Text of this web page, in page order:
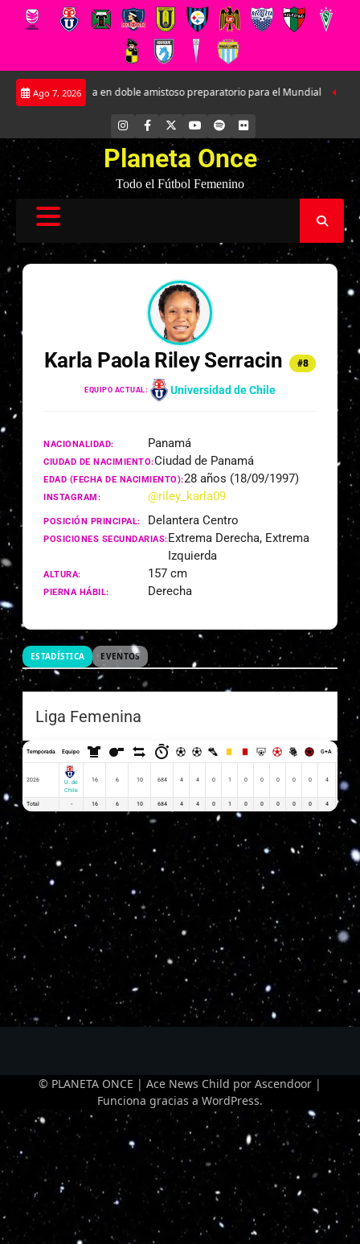
Saltar
Ago 7, 2026
a Argentina en doble amistoso preparatorio para el Mundial
INSTAGRAM
FACEBOOK YOUTUBE
SPOTIFYFLICKR
Planeta Once
Todo el Fútbol Femenino
Karla Paola Riley Serracin #8
EQUIPO ACTUAL: Universidad de Chile
NACIONALIDAD: Panamá
CIUDAD DE NACIMIENTO:Ciudad de Panamá
EDAD (FECHA DE NACIMIENTO):28 años (18/09/1997)
INSTAGRAM: @riley_karla09
POSICIÓN PRINCIPAL: Delantera Centro
POSICIONES SECUNDARIAS:Extrema Derecha, Extrema
Izquierda
ALTURA: 157 cm
PIERNA HÁBIL: Derecha
ESTADÍSTICA EVENTOS
Liga Femenina
Temporada Equipo G+A
2026
U. de
Chile
16 6 10 684 4 4 0 1 0 0 0 0 0 4 0.25
Total - 16 6 10 684 4 4 0 1 0 0 0 0 0 4
© PLANETA ONCE | Ace News Child por Ascendoor |
Funciona gracias a WordPress.